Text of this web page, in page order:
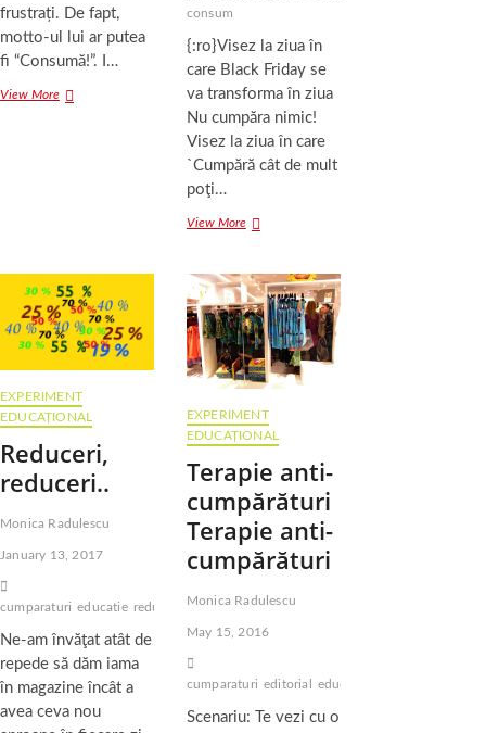
frustrați. De fapt,
motto-ul lui ar putea
fi “Consumă!”. I…
View MoreSfântul
consum
{:ro}Visez la ziua în
care Black Friday se
va transforma în ziua
Nu cumpăra nimic!
Visez la ziua în care
`Cumpără cât de mult
poţi…
View More{:ro}Black
poţi
te
rog
să
nu
mai
{:}
{:en}Black
–
please
go
far
far
away!
EXPERIMENT
EDUCAȚIONAL
Reduceri,
reduceri..
Monica Radulescu
January 13, 2017
cumparaturi educatie reduceri sfaturi
Ne-am învăţat atât de
repede să dăm iama
în magazine încât a
avea ceva nou
EXPERIMENT
EDUCAȚIONAL
Terapie anti-
cumpărături
Terapie anti-
cumpărături
Monica Radulescu
May 15, 2016
cumparaturi editorial educatie
Scenariu: Te vezi cu o